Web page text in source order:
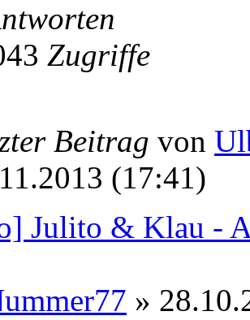
Zugriffe
Beitrag von
(17:41)
Julito & Klau -
»